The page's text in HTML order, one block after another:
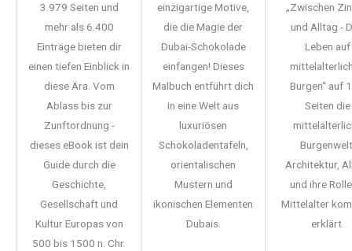
3.979 Seiten und
mehr als 6.400
Einträge bieten dir
einen tiefen Einblick in
diese Ära. Vom
Ablass bis zur
Zunftordnung -
dieses eBook ist dein
Guide durch die
Geschichte,
Gesellschaft und
Kultur Europas von
500 bis 1500 n. Chr.
einzigartige Motive,
die die Magie der
Dubai-Schokolade
einfangen! Dieses
Malbuch entführt dich
in eine Welt aus
luxuriösen
Schokoladentafeln,
orientalischen
Mustern und
ikonischen Elementen
Dubais.
„Zwischen
und Alltag -
Leben auf
Burgen“ auf
Seiten die
Architektur,
und ihre
Mittelalter
erklärt.